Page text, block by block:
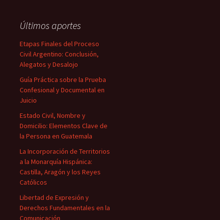
Últimos aportes
Etapas Finales del Proceso
Civil Argentino: Conclusión,
Alegatos y Desalojo
Guía Práctica sobre la Prueba
Confesional y Documental en
Juicio
Estado Civil, Nombre y
Domicilio: Elementos Clave de
la Persona en Guatemala
La Incorporación de Territorios
a la Monarquía Hispánica:
Castilla, Aragón y los Reyes
Católicos
Libertad de Expresión y
Derechos Fundamentales en la
Comunicación